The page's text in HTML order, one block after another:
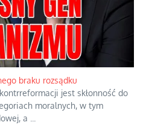
braku rozsądku
jest skłonność do
moralnych, w tym
a